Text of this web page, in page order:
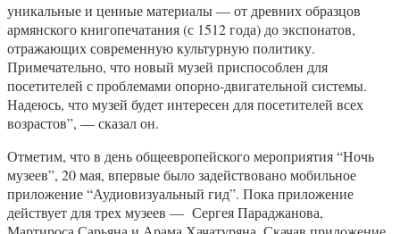
уникальные и ценные материалы — от древних образцов
армянского книгопечатания (с 1512 года) до экспонатов,
отражающих современную культурную политику.
Примечательно, что новый музей приспособлен для
посетителей с проблемами опорно-двигательной системы.
Надеюсь, что музей будет интересен для посетителей всех
возрастов”, — сказал он.
Отметим, что в день общеевропейского мероприятия “Ночь
музеев”, 20 мая, впервые было задействовано мобильное
приложение “Аудиовизуальный гид”. Пока приложение
действует для трех музеев — Сергея Параджанова,